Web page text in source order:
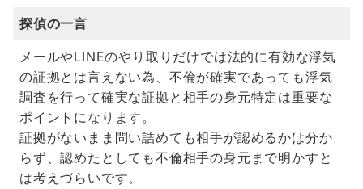
探偵の一言
メールやLINEのやり取りだけでは法的に有効な浮気
の証拠とは言えない為、不倫が確実であっても浮気
調査を行って確実な証拠と相手の身元特定は重要な
ポイントになります。
証拠がないまま問い詰めても相手が認めるかは分か
らず、認めたとしても不倫相手の身元まで明かすと
は考えづらいです。